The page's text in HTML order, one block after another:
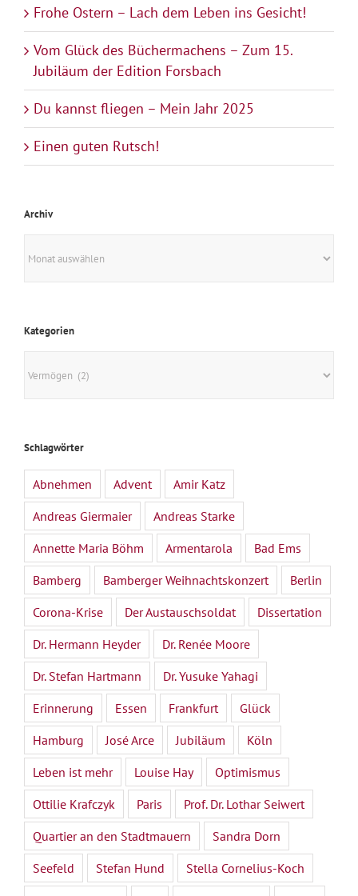
Frohe Ostern – Lach dem Leben ins Gesicht!
Vom Glück des Büchermachens – Zum 15.
Jubiläum der Edition Forsbach
Du kannst fliegen – Mein Jahr 2025
Einen guten Rutsch!
Archiv
Kategorien
Schlagwörter
Abnehmen Advent
Amir Katz
Andreas Giermaier
Andreas Starke
Annette Maria Böhm
Armentarola
Bad Ems
Bamberg
Bamberger Weihnachtskonzert
Berlin
Corona-Krise
Der Austauschsoldat
Dissertation
Dr. Hermann Heyder
Dr. Renée Moore
Dr. Stefan Hartmann
Dr. Yusuke Yahagi
Erinnerung
Essen Frankfurt
Glück
Hamburg
José Arce Jubiläum
Köln
Leben ist mehr
Louise Hay
Optimismus
Ottilie Krafczyk
Paris
Prof. Dr. Lothar Seiwert
Quartier an den Stadtmauern
Sandra Dorn
Seefeld
Stefan Hund
Stella Cornelius-Koch